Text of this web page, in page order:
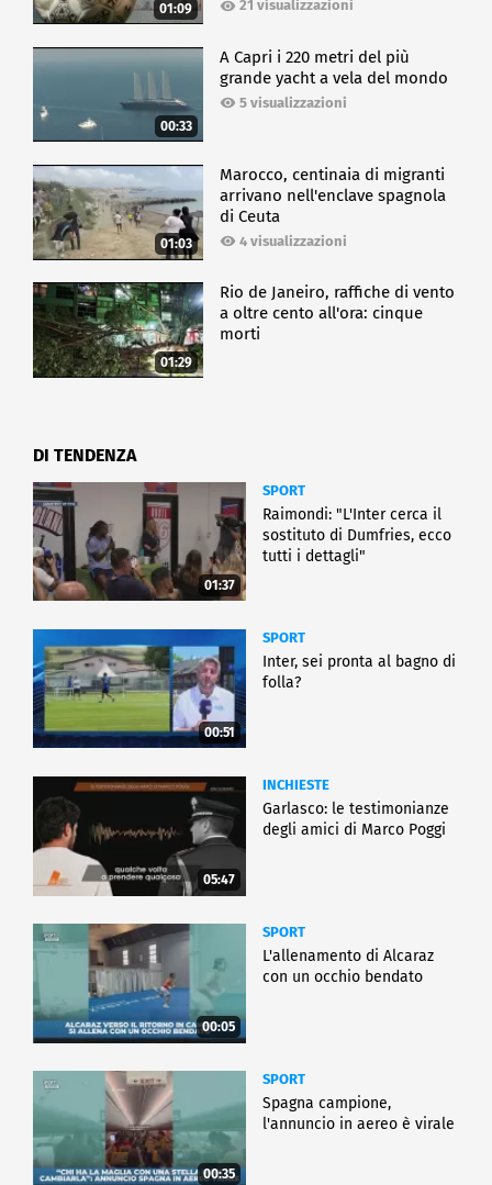
01:09 21 visualizzazioni
00:33
A Capri i 220 metri del più
grande yacht a vela del mondo
5 visualizzazioni
01:03
Marocco, centinaia di migranti
arrivano nell'enclave spagnola
di Ceuta
4 visualizzazioni
01:29
Rio de Janeiro, raffiche di vento
a oltre cento all'ora: cinque
morti
DI TENDENZA
01:37
SPORT
Raimondi: "L'Inter cerca il
sostituto di Dumfries, ecco
tutti i dettagli"
00:51
SPORT
Inter, sei pronta al bagno di
folla?
05:47
INCHIESTE
Garlasco: le testimonianze
degli amici di Marco Poggi
00:05
SPORT
L'allenamento di Alcaraz
con un occhio bendato
00:35
SPORT
Spagna campione,
l'annuncio in aereo è virale